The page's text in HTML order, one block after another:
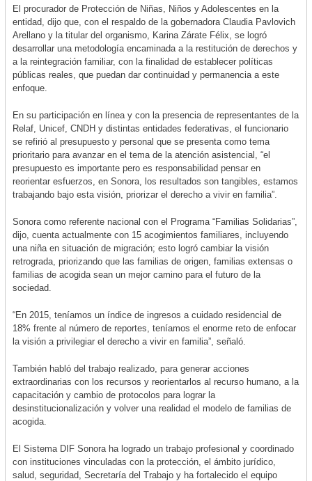
El procurador de Protección de Niñas, Niños y Adolescentes en la
entidad, dijo que, con el respaldo de la gobernadora Claudia Pavlovich
Arellano y la titular del organismo, Karina Zárate Félix, se logró
desarrollar una metodología encaminada a la restitución de derechos y
a la reintegración familiar, con la finalidad de establecer políticas
públicas reales, que puedan dar continuidad y permanencia a este
enfoque.
En su participación en línea y con la presencia de representantes de la
Relaf, Unicef, CNDH y distintas entidades federativas, el funcionario
se refirió al presupuesto y personal que se presenta como tema
prioritario para avanzar en el tema de la atención asistencial, “el
presupuesto es importante pero es responsabilidad pensar en
reorientar esfuerzos, en Sonora, los resultados son tangibles, estamos
trabajando bajo esta visión, priorizar el derecho a vivir en familia”.
Sonora como referente nacional con el Programa “Familias Solidarias”,
dijo, cuenta actualmente con 15 acogimientos familiares, incluyendo
una niña en situación de migración; esto logró cambiar la visión
retrograda, priorizando que las familias de origen, familias extensas o
familias de acogida sean un mejor camino para el futuro de la
sociedad.
“En 2015, teníamos un índice de ingresos a cuidado residencial de
18% frente al número de reportes, teníamos el enorme reto de enfocar
la visión a privilegiar el derecho a vivir en familia”, señaló.
También habló del trabajo realizado, para generar acciones
extraordinarias con los recursos y reorientarlos al recurso humano, a la
capacitación y cambio de protocolos para lograr la
desinstitucionalización y volver una realidad el modelo de familias de
acogida.
El Sistema DIF Sonora ha logrado un trabajo profesional y coordinado
con instituciones vinculadas con la protección, el ámbito jurídico,
salud, seguridad, Secretaría del Trabajo y ha fortalecido el equipo